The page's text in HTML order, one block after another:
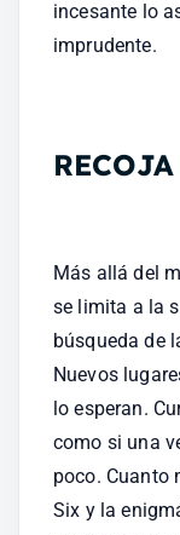
incesante lo
imprudente.
Más allá del
se limita a la
búsqueda de
Nuevos
lo esperan.
como si una
poco. Cuanto
Six y la